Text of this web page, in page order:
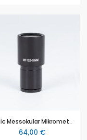
Motic Messokular Mikrometer Okular WF10X/18mm, 10mm /100 (SFC-100, F-11, SH-Kolleg)
64,00 €